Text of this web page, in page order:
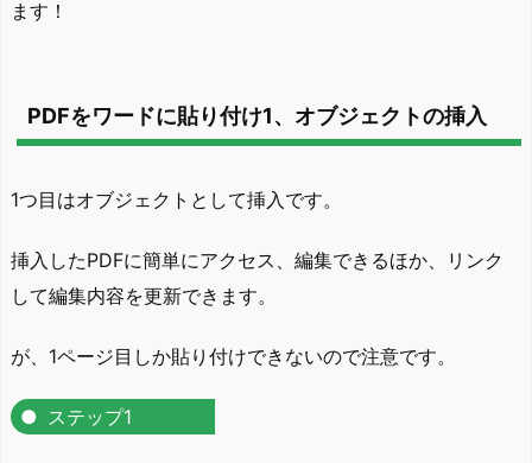
ます！
PDFをワードに貼り付け1、オブジェクトの挿入
1つ目はオブジェクトとして挿入です。
挿入したPDFに簡単にアクセス、編集できるほか、リンク
して編集内容を更新できます。
が、1ページ目しか貼り付けできないので注意です。
ステップ1